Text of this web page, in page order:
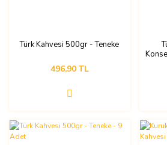
Türk Kahvesi 500gr - Teneke
496,90 TL